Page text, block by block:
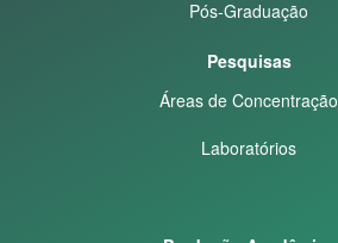
Pós-Graduação
Pesquisas
Áreas de Concentração
Laboratórios